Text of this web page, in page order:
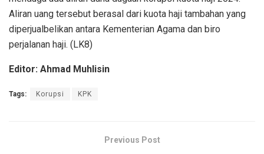
Aliran uang tersebut berasal dari kuota haji tambahan yang
diperjualbelikan antara Kementerian Agama dan biro
perjalanan haji. (LK8)
Editor: Ahmad Muhlisin
Tags: Korupsi KPK
Previous Post